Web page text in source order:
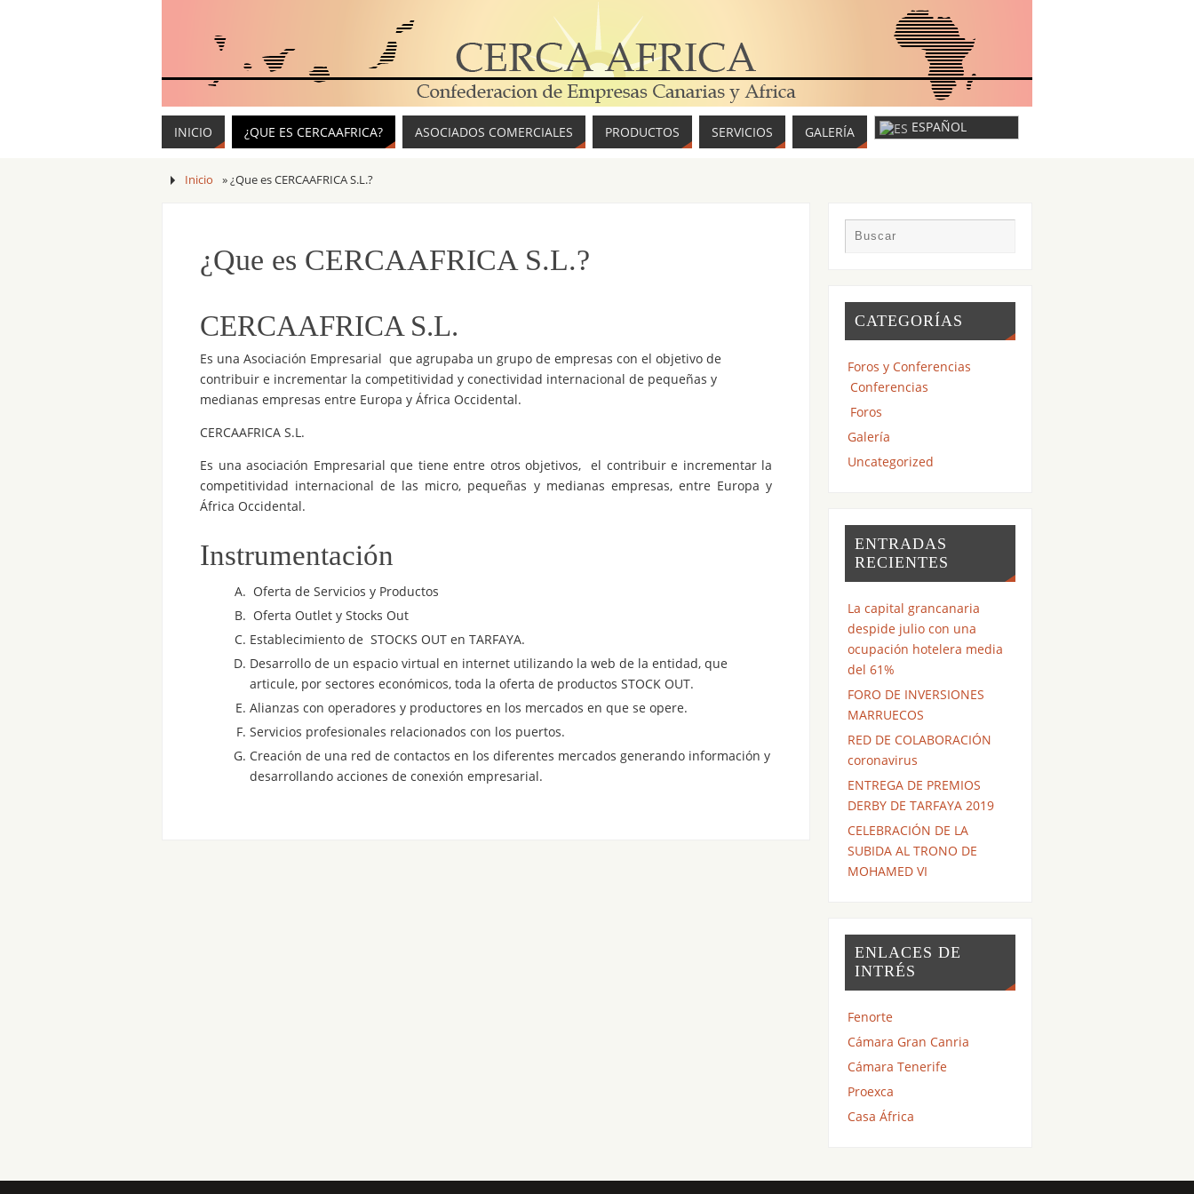
INICIO ¿QUE ES CERCAAFRICA? ASOCIADOS COMERCIALES PRODUCTOS SERVICIOS GALERÍA ESPAÑOL
Inicio »¿Que es CERCAAFRICA S.L.?
¿Que es CERCAAFRICA S.L.?
CERCAAFRICA S.L.
Es una Asociación Empresarial que agrupaba un grupo de empresas con el objetivo de
contribuir e incrementar la competitividad y conectividad internacional de pequeñas y
medianas empresas entre Europa y África Occidental.
CERCAAFRICA S.L.
Es una asociación Empresarial que tiene entre otros objetivos, el contribuir e incrementar la
competitividad internacional de las micro, pequeñas y medianas empresas, entre Europa y
África Occidental.
Instrumentación
Oferta de Servicios y Productos
Oferta Outlet y Stocks Out
Establecimiento de STOCKS OUT en TARFAYA.
Desarrollo de un espacio virtual en internet utilizando la web de la entidad, que
articule, por sectores económicos, toda la oferta de productos STOCK OUT.
Alianzas con operadores y productores en los mercados en que se opere.
Servicios profesionales relacionados con los puertos.
Creación de una red de contactos en los diferentes mercados generando información y
desarrollando acciones de conexión empresarial.
CATEGORÍAS
Foros y Conferencias
Conferencias
Foros
Galería
Uncategorized
ENTRADAS
RECIENTES
La capital grancanaria
despide julio con una
ocupación hotelera media
del 61%
FORO DE INVERSIONES
MARRUECOS
RED DE COLABORACIÓN
coronavirus
ENTREGA DE PREMIOS
DERBY DE TARFAYA 2019
CELEBRACIÓN DE LA
SUBIDA AL TRONO DE
MOHAMED VI
ENLACES DE
INTRÉS
Fenorte
Cámara Gran Canria
Cámara Tenerife
Proexca
Casa África